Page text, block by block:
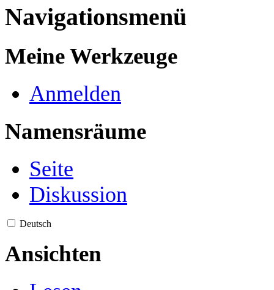
Navigationsmenü
Meine Werkzeuge
Anmelden
Namensräume
Seite
Diskussion
Deutsch
Ansichten